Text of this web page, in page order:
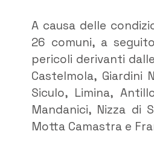
A causa delle
26 comuni, a
pericoli derivanti
Castelmola, Giardini
Siculo, Limina,
Mandanici, Nizza di
Motta Camastra e